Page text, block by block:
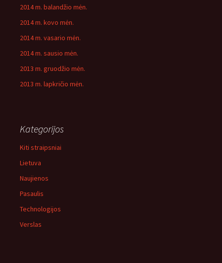
2014 m. balandžio mėn.
2014 m. kovo mėn.
2014 m. vasario mėn.
2014 m. sausio mėn.
2013 m. gruodžio mėn.
2013 m. lapkričio mėn.
Kategorijos
Kiti straipsniai
Lietuva
Naujienos
Pasaulis
Technologijos
Verslas